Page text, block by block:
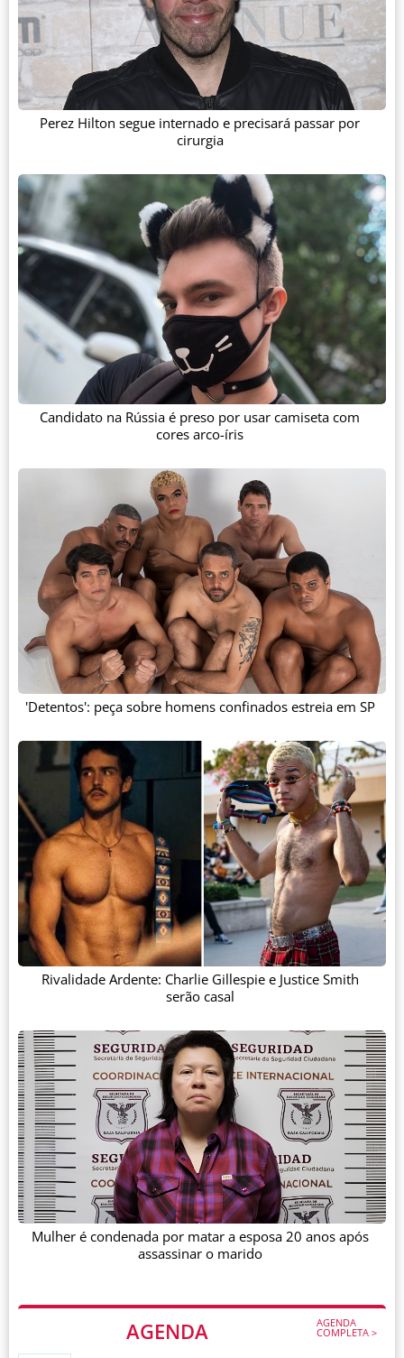
AGENDA AGENDA
COMPLETA >
Perez Hilton segue internado e precisará passar por
cirurgia
Candidato na Rússia é preso por usar camiseta com
cores arco-íris
'Detentos': peça sobre homens confinados estreia em SP
Rivalidade Ardente: Charlie Gillespie e Justice Smith
serão casal
Mulher é condenada por matar a esposa 20 anos após
assassinar o marido